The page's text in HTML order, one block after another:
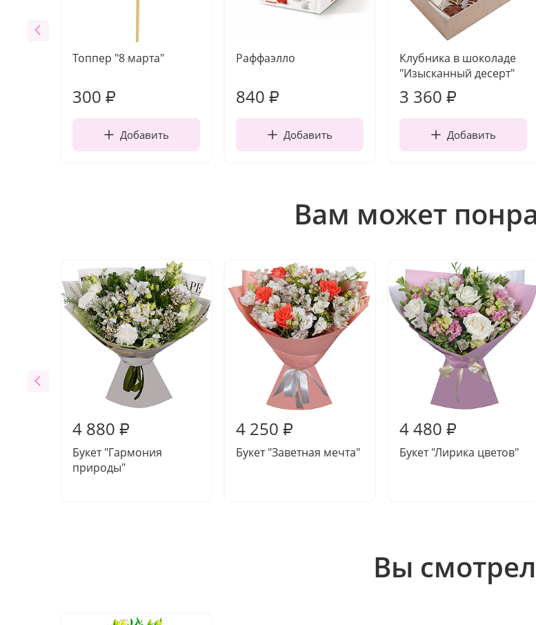
Топпер "8 марта"
300 ₽
Добавить
Раффаэлло
840 ₽
Добавить
Клубника в шоколаде
"Изысканный десерт"
3 360 ₽
Добавить
Вам может
4 880 ₽
Букет "Гармония
природы"
4 250 ₽
Букет "Заветная мечта"
4 480 ₽
Букет "Лирика цветов"
Вы